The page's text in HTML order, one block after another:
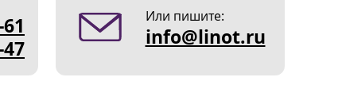
Или пишите:
info@linot.ru